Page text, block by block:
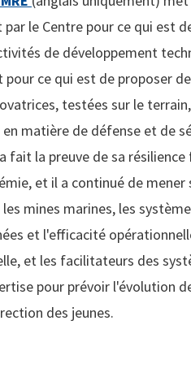
le Centre pour ce qui est
de développement
ce qui est de proposer
testées sur le
matière de défense et de
fait la preuve de sa résilience
et il a continué de mener
mines marines, les
et l'efficacité
et les facilitateurs des
pour prévoir l'évolution
des jeunes.